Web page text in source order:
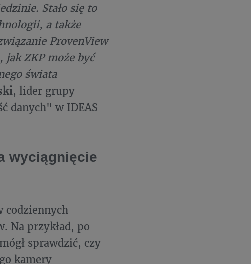
Stało się to
a także
ProvenView
jak ZKP może być
świata
, lider grupy
danych" w IDEAS
wyciągnięcie
codziennych
Na przykład, po
sprawdzić, czy
kamery